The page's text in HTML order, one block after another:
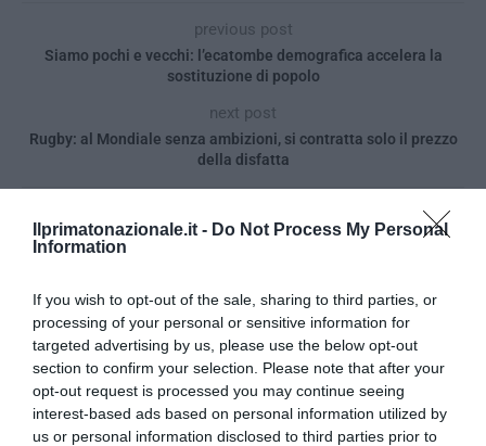
Ilprimatonazionale.it - Do Not Process My Personal
Information
If you wish to opt-out of the sale, sharing to third parties, or
processing of your personal or sensitive information for
targeted advertising by us, please use the below opt-out
section to confirm your selection. Please note that after your
opt-out request is processed you may continue seeing
interest-based ads based on personal information utilized by
us or personal information disclosed to third parties prior to
previous post
Siamo pochi e vecchi: l’ecatombe demografica accelera la
sostituzione di popolo
next post
Rugby: al Mondiale senza ambizioni, si contratta solo il prezzo
della disfatta
YOU MAY ALSO LIKE